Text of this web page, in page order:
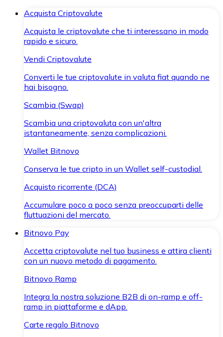
Acquista Criptovalute
Acquista le criptovalute che ti interessano in modo
rapido e sicuro.
Vendi Criptovalute
Converti le tue criptovalute in valuta fiat quando ne
hai bisogno.
Scambia (Swap)
Scambia una criptovaluta con un'altra
istantaneamente, senza complicazioni.
Wallet Bitnovo
Conserva le tue cripto in un Wallet self-custodial.
Acquisto ricorrente (DCA)
Accumulare poco a poco senza preoccuparti delle
fluttuazioni del mercato.
Bitnovo Pay
Accetta criptovalute nel tuo business e attira clienti
con un nuovo metodo di pagamento.
Bitnovo Ramp
Integra la nostra soluzione B2B di on-ramp e off-
ramp in piattaforme e dApp.
Carte regalo Bitnovo